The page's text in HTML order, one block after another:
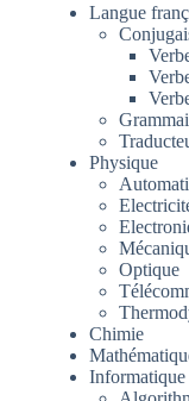
Langue
Physique
Optique
Chimie
Informatique